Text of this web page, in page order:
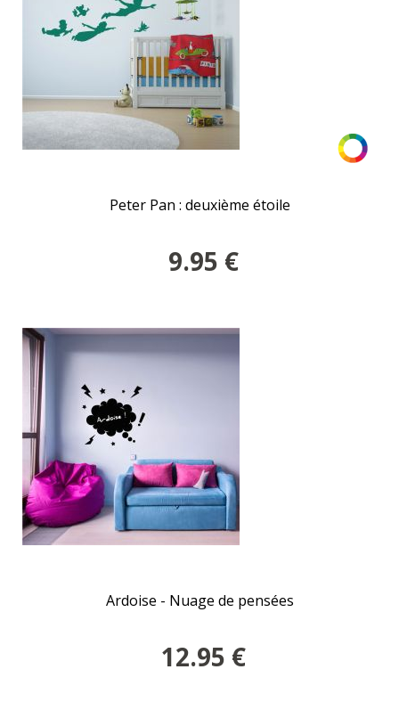
Peter Pan : deuxième étoile
9.95 €
Ardoise - Nuage de pensées
12.95 €